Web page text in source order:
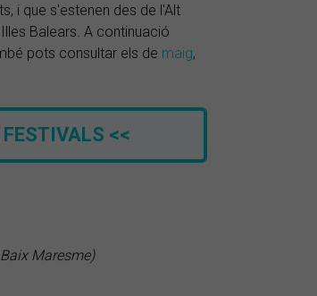
i que s'estenen des de l'Alt
Balears. A continuació
pots consultar els de maig,
<<
Maresme)